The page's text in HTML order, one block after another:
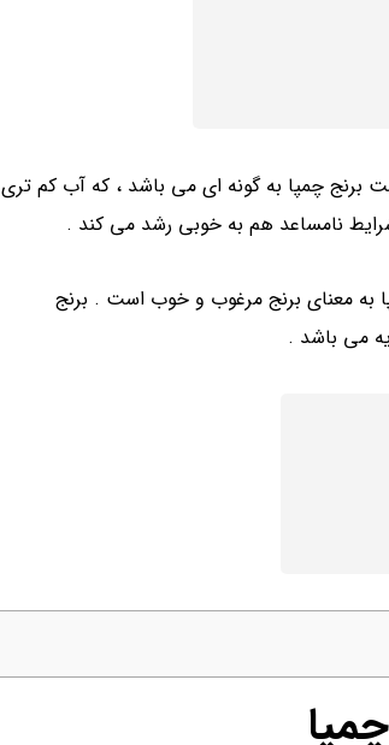
برنج چمپا به گونه ای می باشد ، که آب کم ‌تری
نامساعد هم به خوبی رشد می کند .
به معنای برنج مرغوب و خوب است ‌. برنج
می باشد .